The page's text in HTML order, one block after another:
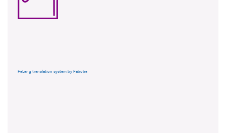
FaLang translation system by Faboba